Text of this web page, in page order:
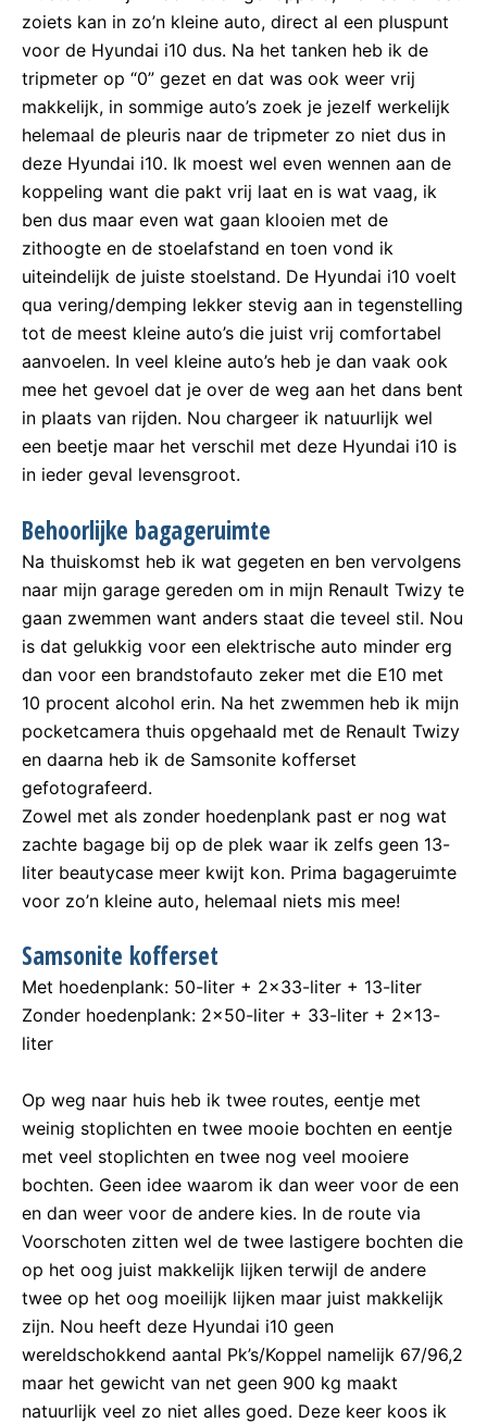
zoiets kan in zo’n kleine auto, direct al een pluspunt
voor de Hyundai i10 dus. Na het tanken heb ik de
tripmeter op “0” gezet en dat was ook weer vrij
makkelijk, in sommige auto’s zoek je jezelf werkelijk
helemaal de pleuris naar de tripmeter zo niet dus in
deze Hyundai i10. Ik moest wel even wennen aan de
koppeling want die pakt vrij laat en is wat vaag, ik
ben dus maar even wat gaan klooien met de
zithoogte en de stoelafstand en toen vond ik
uiteindelijk de juiste stoelstand. De Hyundai i10 voelt
qua vering/demping lekker stevig aan in tegenstelling
tot de meest kleine auto’s die juist vrij comfortabel
aanvoelen. In veel kleine auto’s heb je dan vaak ook
mee het gevoel dat je over de weg aan het dans bent
in plaats van rijden. Nou chargeer ik natuurlijk wel
een beetje maar het verschil met deze Hyundai i10 is
in ieder geval levensgroot.
Behoorlijke bagageruimte
Na thuiskomst heb ik wat gegeten en ben vervolgens
naar mijn garage gereden om in mijn Renault Twizy te
gaan zwemmen want anders staat die teveel stil. Nou
is dat gelukkig voor een elektrische auto minder erg
dan voor een brandstofauto zeker met die E10 met
10 procent alcohol erin. Na het zwemmen heb ik mijn
pocketcamera thuis opgehaald met de Renault Twizy
en daarna heb ik de Samsonite kofferset
gefotografeerd.
Zowel met als zonder hoedenplank past er nog wat
zachte bagage bij op de plek waar ik zelfs geen 13-
liter beautycase meer kwijt kon. Prima bagageruimte
voor zo’n kleine auto, helemaal niets mis mee!
Samsonite kofferset
Met hoedenplank: 50-liter + 2×33-liter + 13-liter
Zonder hoedenplank: 2×50-liter + 33-liter + 2×13-
liter
Op weg naar huis heb ik twee routes, eentje met
weinig stoplichten en twee mooie bochten en eentje
met veel stoplichten en twee nog veel mooiere
bochten. Geen idee waarom ik dan weer voor de een
en dan weer voor de andere kies. In de route via
Voorschoten zitten wel de twee lastigere bochten die
op het oog juist makkelijk lijken terwijl de andere
twee op het oog moeilijk lijken maar juist makkelijk
zijn. Nou heeft deze Hyundai i10 geen
wereldschokkend aantal Pk’s/Koppel namelijk 67/96,2
maar het gewicht van net geen 900 kg maakt
natuurlijk veel zo niet alles goed. Deze keer koos ik